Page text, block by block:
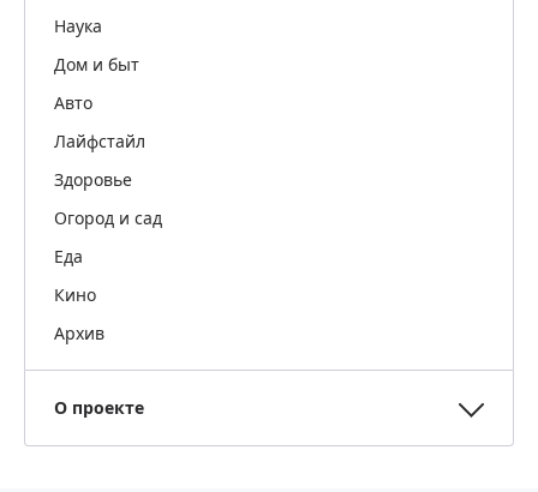
Наука
Дом и быт
Авто
Лайфстайл
Здоровье
Огород и сад
Еда
Кино
Архив
О проекте